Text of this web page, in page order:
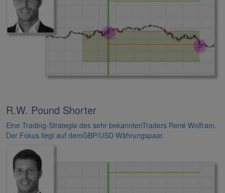
R.W. Pound Shorter
Eine Trading-Strategie des sehr bekanntenTraders René Wolfram.
Der Fokus liegt auf demGBP/USD Währungspaar.